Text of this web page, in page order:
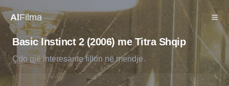
AlFilma
Basic Instinct 2 (2006) me Titra Shqip
Çdo gjë interesante fillon në mendje.